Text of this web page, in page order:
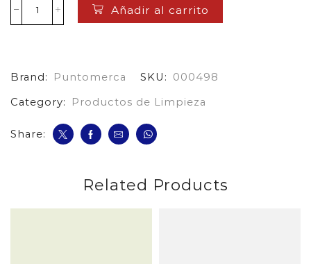
Bolsa
Basura
Rollos
cantidad
Añadir al carrito
Brand: Puntomerca SKU:
000498
Category:
Productos de Limpieza
Share:
Related Products